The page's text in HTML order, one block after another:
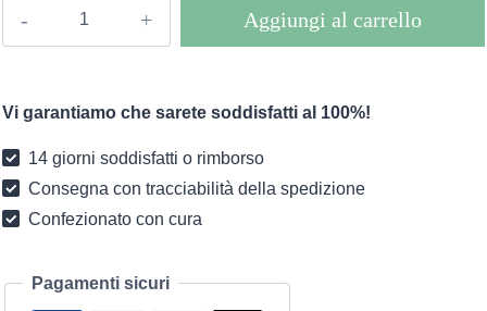
originale
in
D27
quantità
Aggiungi al carrello
Vi garantiamo che sarete soddisfatti al 100%!
14 giorni soddisfatti o rimborso
Consegna con tracciabilità della spedizione
Confezionato con cura
Pagamenti sicuri